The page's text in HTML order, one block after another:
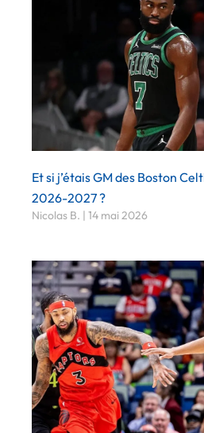
Et si j’étais GM des Boston
2026-2027 ?
Nicolas B. 14 mai 2026